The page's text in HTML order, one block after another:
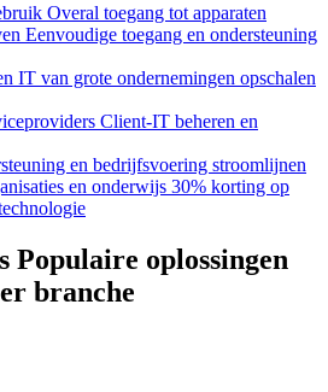
Overal toegang tot apparaten
Eenvoudige toegang en ondersteuning
IT van grote ondernemingen opschalen
Client-IT beheren en
en bedrijfsvoering stroomlijnen
en onderwijs 30% korting op
Populaire oplossingen
branche